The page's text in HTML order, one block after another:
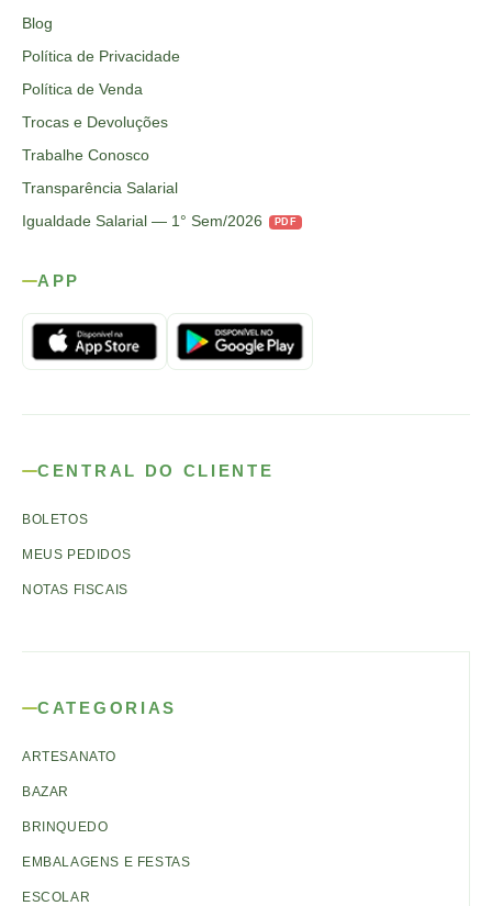
Blog
Política de Privacidade
Política de Venda
Trocas e Devoluções
Trabalhe Conosco
Transparência Salarial
Igualdade Salarial — 1° Sem/2026
PDF
APP
CENTRAL DO CLIENTE
BOLETOS
MEUS PEDIDOS
NOTAS FISCAIS
CATEGORIAS
ARTESANATO
BAZAR
BRINQUEDO
EMBALAGENS E FESTAS
ESCOLAR